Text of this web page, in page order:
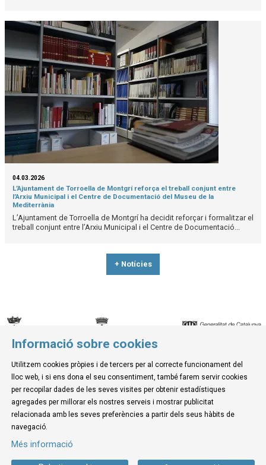
04.03.2026
L’Ajuntament de Torroella de Montgrí reforça el treball conjunt entre
l’Arxiu Municipal i el Centre de Documentació del Museu de la
Mediterrània
L’Ajuntament de Torroella de Montgrí ha decidit reforçar i formalitzar el
treball conjunt entre l’Arxiu Municipal i el Centre de Documentació...
+ Notícies
© Museu de la Mediterrània
C. d'Ullà, 27-31 | 17257 Torroella de Montgrí
Tel. 972 755 180 a/e: info@museudelamediterrania.cat
|
Informació sobre cookies
Utilitzem cookies pròpies i de tercers per al correcte funcionament del
lloc web, i si ens dona el seu consentiment, també farem servir cookies
per recopilar dades de les seves visites per obtenir estadístiques
agregades per millorar els nostres serveis i mostrar publicitat
relacionada amb les seves preferències a partir dels seus hàbits de
navegació.
Més informació